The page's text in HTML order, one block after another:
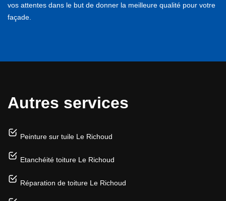
vos attentes dans le but de donner la meilleure qualité pour votre
façade.
Autres services
Peinture sur tuile Le Richoud
Etanchéité toiture Le Richoud
Réparation de toiture Le Richoud